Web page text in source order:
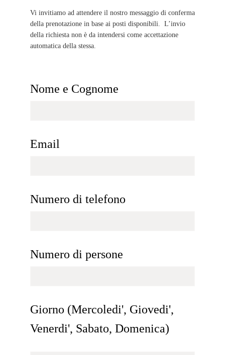
Vi invitiamo ad attendere il nostro messaggio di conferma
della prenotazione in base ai posti disponibili. L’invio
della richiesta non è da intendersi come accettazione
automatica della stessa.
Nome e Cognome
Email
Numero di telefono
Numero di persone
Giorno (Mercoledi', Giovedi',
Venerdi', Sabato, Domenica)